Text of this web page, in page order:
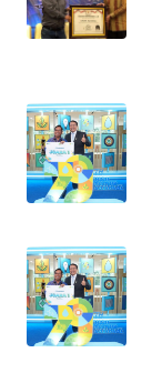
WN
BINJAI
CIREBON
WN
INDRAMAYU
WN
KUNINGAN
WN